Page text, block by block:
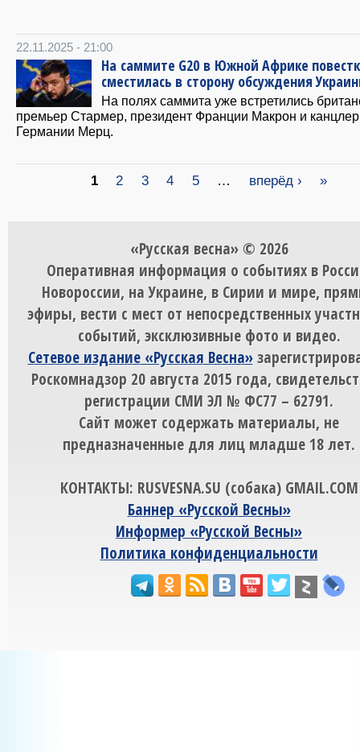
22.11.2025 - 21:00
На саммите G20 в Южной Африке
сместилась в сторону обсуждения
На полях саммита уже встретились
премьер Стармер, президент Франции Макрон и канцлер
Германии Мерц.
1 2 3 4 5 … вперёд › »
«Русская весна» © 2026
Оперативная информация о событиях в
Новороссии, на Украине, в Сирии и мире,
эфиры, вести с мест от непосредственных
событий, эксклюзивные фото и видео.
Сетевое издание «Русская Весна»
Роскомнадзор 20 августа 2015 года,
регистрации СМИ ЭЛ № ФС77 – 62791.
Сайт может содержать материалы, не
предназначенные для лиц младше 18 лет.
КОНТАКТЫ: RUSVESNA.SU (собака) GMAIL.COM
Баннер «Русской Весны»
Информер «Русской Весны»
Политика конфиденциальности